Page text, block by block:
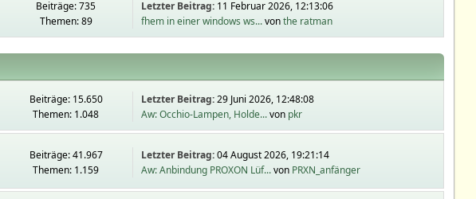
Beiträge: 735
Themen: 89
Letzter Beitrag: 11 Februar 2026, 12:13:06
fhem in einer windows ws...vonthe ratman
Beiträge: 15.650
Themen: 1.048
Letzter Beitrag:29 Juni 2026, 12:48:08
Aw: Occhio-Lampen, Holde...von pkr
Beiträge: 41.967
Themen: 1.159
Letzter Beitrag:04 August 2026, 19:21:14
Aw: Anbindung PROXON Lüf...von PRXN_anfänger